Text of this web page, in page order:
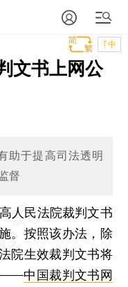
T中
文书上网公
助于提高司法透明
督
民法院裁判文书
。按照该办法，除
院生效裁判文书将
——中国裁判文书网